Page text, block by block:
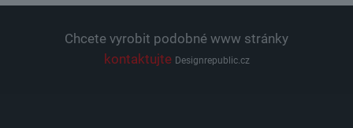
Chcete vyrobit podobné www stránky
kontaktujte Designrepublic.cz